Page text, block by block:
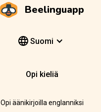
Beelinguapp
Suomi
Opi kieliä
Opi äänikirjoilla englanniksi